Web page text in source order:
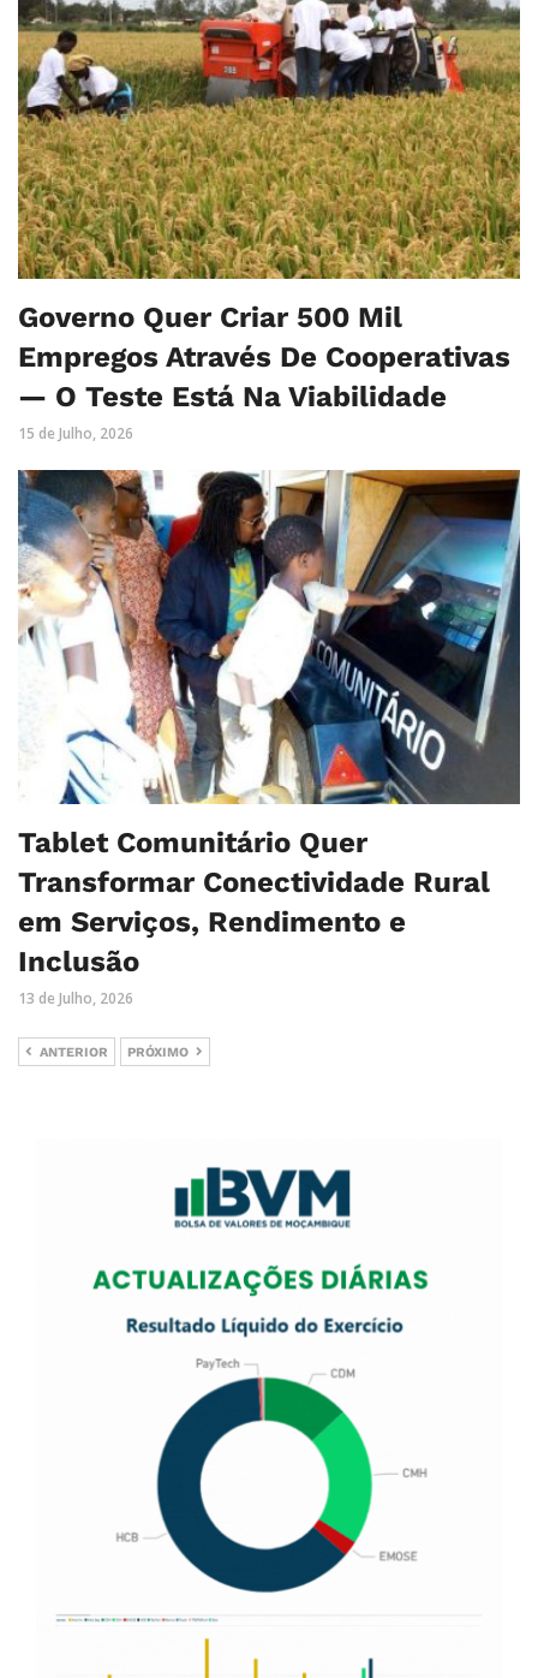
Governo Quer Criar 500 Mil
Empregos Através De Cooperativas
— O Teste Está Na Viabilidade
15 de Julho, 2026
Tablet Comunitário Quer
Transformar Conectividade Rural
em Serviços, Rendimento e
Inclusão
13 de Julho, 2026
ANTERIOR PRÓXIMO